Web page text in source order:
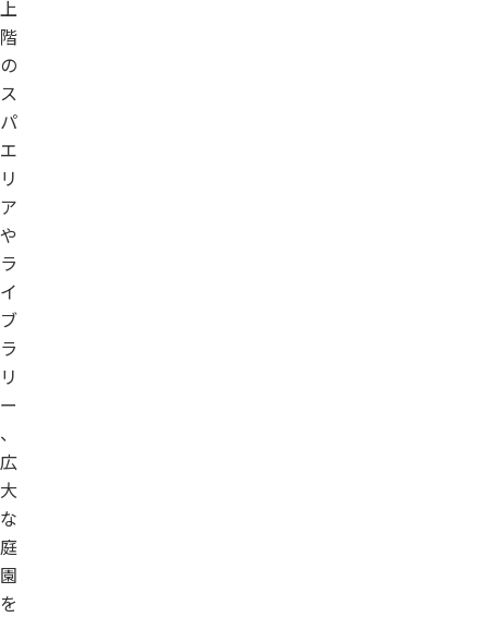
上
階
の
ス
パ
エ
リ
ア
や
ラ
イ
ブ
ラ
リ
ー
、
広
大
な
庭
園
を